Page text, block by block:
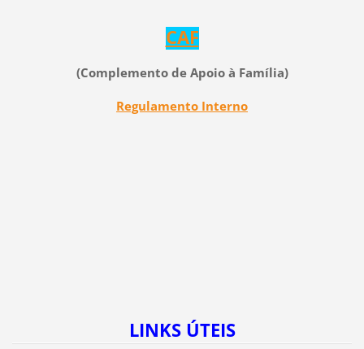
CAF
(Complemento de Apoio à Família)
Regulamento Interno
LINKS ÚTEIS